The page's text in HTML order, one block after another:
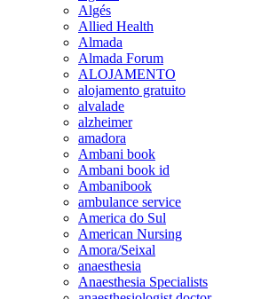
Algés
Allied Health
Almada
Almada Forum
ALOJAMENTO
alojamento gratuito
alvalade
alzheimer
amadora
Ambani book
Ambani book id
Ambanibook
ambulance service
America do Sul
American Nursing
Amora/Seixal
anaesthesia
Anaesthesia Specialists